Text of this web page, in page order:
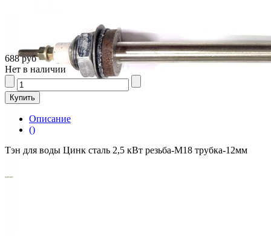
688 руб
Нет в наличии
Описание
()
Тэн для воды Цинк сталь 2,5 кВт резьба-М18 трубка-12мм